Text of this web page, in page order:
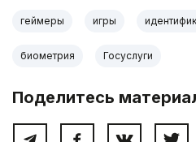
геймеры игры
биометрия Госуслуги
Поделитесь